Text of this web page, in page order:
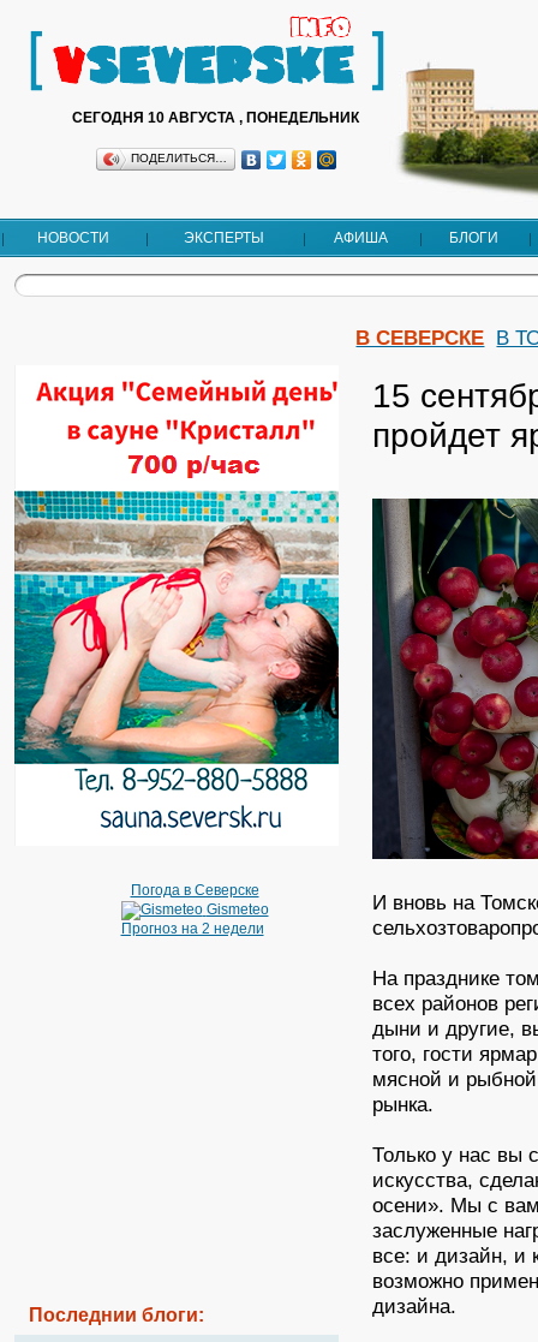
СЕГОДНЯ 10 АВГУСТА , ПОНЕДЕЛЬНИК
ПОДЕЛИТЬСЯ…
НОВОСТИ ЭКСПЕРТЫ АФИША БЛОГИ
Погода в Северске
Gismeteo
Прогноз на 2 недели
Последнии блоги:
В СЕВЕРСКЕ В
15
пройдет
И вновь на
На празднике
всех районов
дыни и другие,
того, гости
мясной и рыбной
рынка.
Только у нас вы
искусства,
осени». Мы с
заслуженные
все: и дизайн, и
возможно
дизайна.